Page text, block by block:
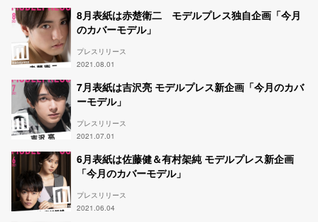
プレスリリース
2021.08.01
8月表紙は赤楚衛二 モデルプレス独自企画「今月
のカバーモデル」
プレスリリース
2021.07.01
7月表紙は吉沢亮 モデルプレス新企画「今月のカバ
ーモデル」
プレスリリース
2021.06.04
6月表紙は佐藤健＆有村架純 モデルプレス新企画
「今月のカバーモデル」